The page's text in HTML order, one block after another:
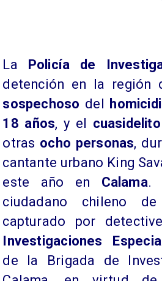
La Policía de
detención en la región
sospechoso del
18 años, y el cuasidelito
otras ocho personas,
cantante urbano King
este año en Calama.
ciudadano chileno de
capturado por
Investigaciones
de la Brigada de